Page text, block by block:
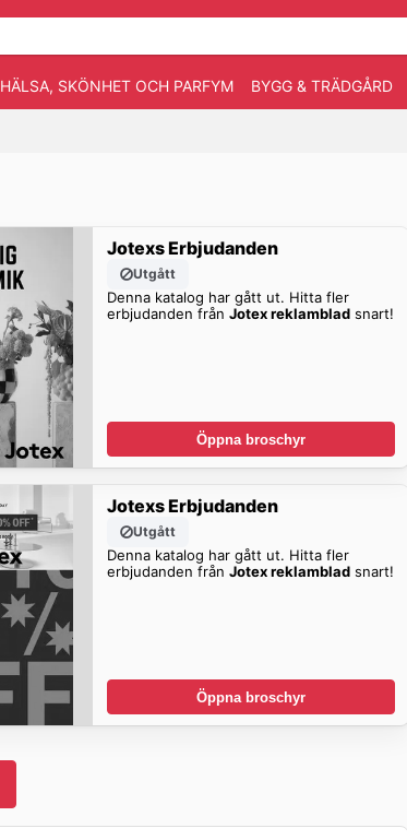
HÄLSA, SKÖNHET OCH PARFYM BYGG & TRÄDGÅRD
Jotexs Erbjudanden
Utgått
Denna katalog har gått ut. Hitta fler
erbjudanden frånJotex reklamblad snart!
Öppna broschyr
Jotexs Erbjudanden
Utgått
Denna katalog har gått ut. Hitta fler
erbjudanden frånJotex reklamblad snart!
Öppna broschyr